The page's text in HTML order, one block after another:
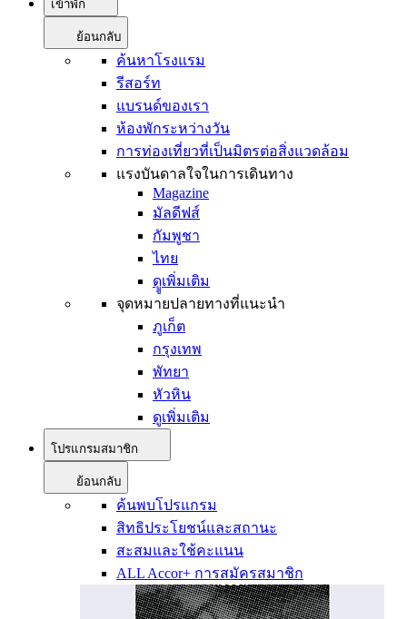
เข้าพัก
ย้อนกลับ
ค้นหาโรงแรม
รีสอร์ท
แบรนด์ของเรา
ห้องพักระหว่างวัน
การท่องเที่ยวที่เป็นมิตรต่อสิ่งแวดล้อม
แรงบันดาลใจในการเดินทาง
Magazine
มัลดีฟส์
กัมพูชา
ไทย
ดููเพิ่มเติม
จุดหมายปลายทางที่แนะนำ
ภูเก็ต
กรุงเทพ
พัทยา
หัวหิน
ดูเพิ่มเติม
โปรแกรมสมาชิก
ย้อนกลับ
ค้นพบโปรแกรม
สิทธิประโยชน์และสถานะ
สะสมและใช้คะแนน
ALL Accor+ การสมัครสมาชิก